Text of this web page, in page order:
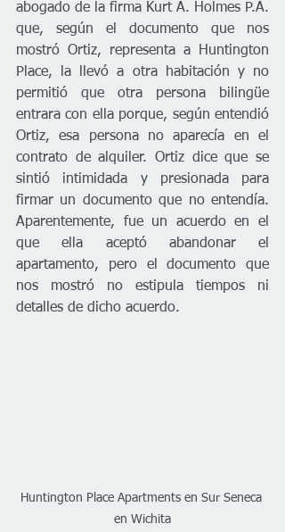
abogado de la firma Kurt A. Holmes P.A.
que, según el documento que nos
mostró Ortiz, representa a Huntington
Place, la llevó a otra habitación y no
permitió que otra persona bilingüe
entrara con ella porque, según entendió
Ortiz, esa persona no aparecía en el
contrato de alquiler. Ortiz dice que se
sintió intimidada y presionada para
firmar un documento que no entendía.
Aparentemente, fue un acuerdo en el
que ella aceptó abandonar el
apartamento, pero el documento que
nos mostró no estipula tiempos ni
detalles de dicho acuerdo.
Huntington Place Apartments en Sur Seneca
en Wichita